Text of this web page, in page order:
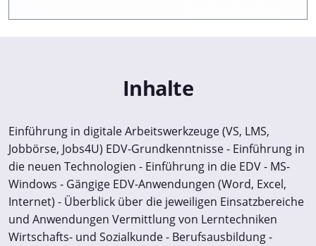
Inhalte
Einführung in digitale Arbeitswerkzeuge (VS, LMS,
Jobbörse, Jobs4U) EDV-Grundkenntnisse - Einführung in
die neuen Technologien - Einführung in die EDV - MS-
Windows - Gängige EDV-Anwendungen (Word, Excel,
Internet) - Überblick über die jeweiligen Einsatzbereiche
und Anwendungen Vermittlung von Lerntechniken
Wirtschafts- und Sozialkunde - Berufsausbildung -